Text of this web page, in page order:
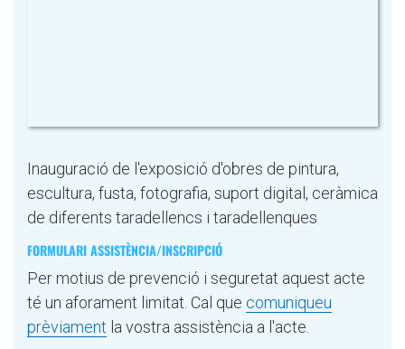
Inauguració de l'exposició d'obres de pintura,
escultura, fusta, fotografia, suport digital, ceràmica
de diferents taradellencs i taradellenques
FORMULARI ASSISTÈNCIA/INSCRIPCIÓ
Per motius de prevenció i seguretat aquest acte
té un aforament limitat. Cal que comuniqueu
prèviament la vostra assistència a l'acte.